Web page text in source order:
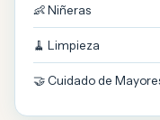
👶 Niñeras
🧹 Limpieza
🤝 Cuidado de